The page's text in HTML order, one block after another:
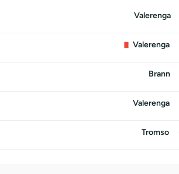
Valerenga
Valerenga
Brann
Valerenga
Tromso